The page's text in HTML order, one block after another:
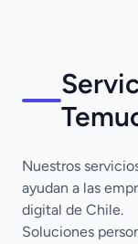
Nuestros
ayudan a las
digital de Chile.
Soluciones